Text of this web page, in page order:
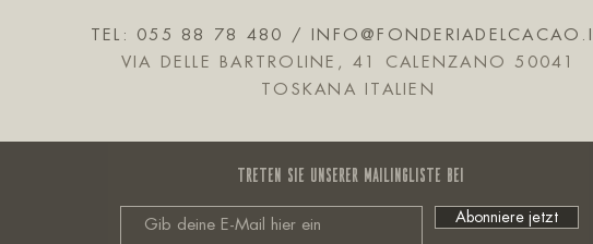
TEL: 055 88 78 480 /
VIA DELLE BARTROLINE, 41 CALENZANO 50041
TOSKANA ITALIEN
Treten Sie unserer Mailingliste bei
Abonniere jetzt